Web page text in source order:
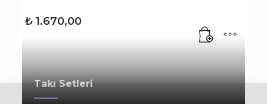
₺ 1.670,00
Takı Setleri